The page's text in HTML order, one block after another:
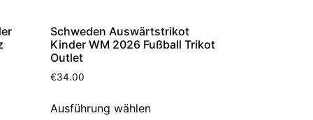
Schweden Auswärtstrikot
Kinder WM 2026 Fußball Trikot
Outlet
€34.00
Ausführung wählen